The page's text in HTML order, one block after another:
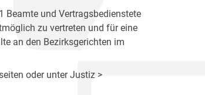
Beamte und Vertragsbedienstete
zu vertreten und für eine
an den Bezirksgerichten im
oder unter Justiz >